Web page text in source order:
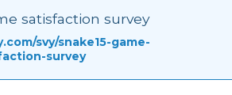
satisfaction survey
svy/snake15-game-
survey